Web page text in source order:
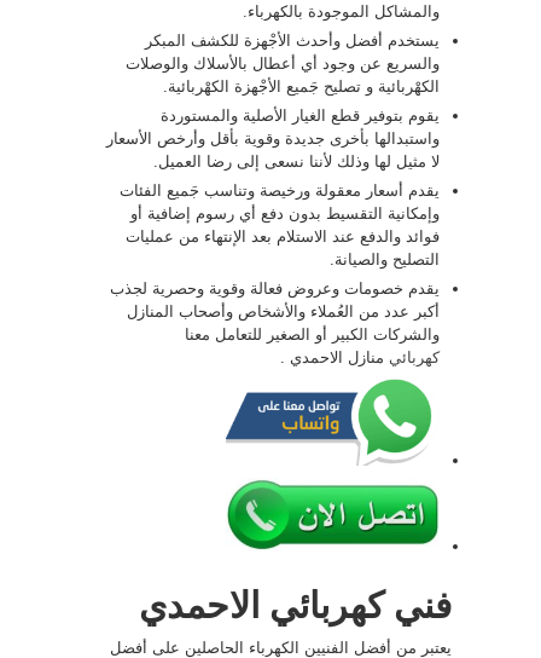
والمشاكل الموجودة بالكهرباء.
يستخدم أفضل وأحدث الأجْهزة للكشف المبكر
والسريع عن وجود أي أعطال بالأسلاك والوصلات
الكهْربائية و تصليح جَميع الأجْهزة الكهْربائية.
يقوم بتوفير قطع الغيار الأصلية والمستوردة
واستبدالها بأخرى جديدة وقوية بأقل وأرخص الأسعار
لا مثيل لها وذلك لأننا نسعى إلى رضا العميل.
يقدم أسعار معقولة ورخيصة وتناسب جَميع الفئات
وإمكانية التقسيط بدون دفع أي رسوم إضافية أو
فوائد والدفع عند الاستلام بعد الإنتهاء من عمليات
التصليح والصيانة.
يقدم خصومات وعروض فعالة وقوية وحصرية لجذب
أكبر عدد من العُملاء والأشخاص وأصحاب المنازل
والشركات الكبير أو الصغير للتعامل معنا
كهربائي منازل الاحمدي .
فني كهربائي الاحمدي
يعتبر من أفضل الفنيين الكهرباء الحاصلين على أفضل